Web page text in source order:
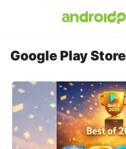
Google Play Store